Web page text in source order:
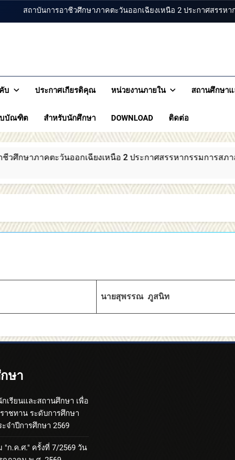
ขอแสดงความยินดีกับบัณฑิตทุกท่าน สถาบันการอาชี
เหนือ 2
บ ประกาศเกียรติคุณ หน่วยงานภายใน สถานศึกษา
บบัณฑิต สำหรับนักศึกษา DOWNLOAD ติดต่อ
ตะวันออกเฉียงเหนือ 2 ประกาศสรรหากรรมการสภาสถาบันผู้ท
นายสุพรรณ ภูสนิท
ษา
เรียนและสถานศึกษา เพื่อ
าชทาน ระดับการศึกษา
จำปีการศึกษา 2569
"ก.ค.ศ." ครั้งที่ 7/2569 วัน